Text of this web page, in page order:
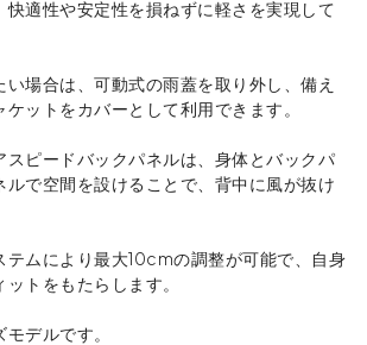
快適性や安定性を損ねずに軽さを実現して
い場合は、可動式の雨蓋を取り外し、備え
ットをカバーとして利用できます。
スピードバックパネルは、身体とバックパ
ルで空間を設けることで、背中に風が抜け
テムにより最大10cmの調整が可能で、自身
トをもたらします。
デルです。